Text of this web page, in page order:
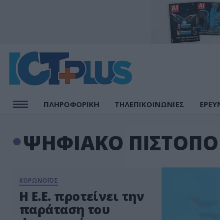
ΠΛΗΡΟΦΟΡΙΚΗ ΤΗΛΕΠΙΚΟΙΝΩΝΙΕΣ
ΨΗΦΙΑΚΟ
ΚΟΡΩΝΟΪΟΣ
Η Ε.Ε. προτείνει την
παράταση του